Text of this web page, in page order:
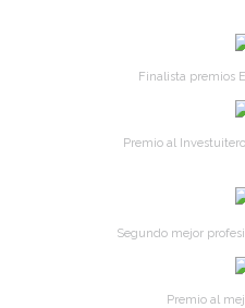
Finalista premios
Premio al
Segundo mejor
Premio al